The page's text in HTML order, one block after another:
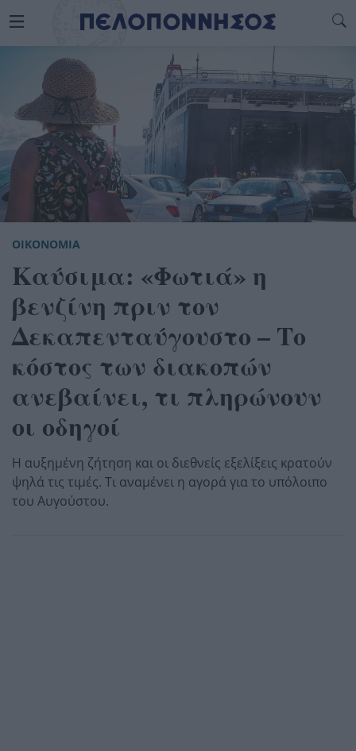
ΟΙΚΟΝΟΜΙΑ
Καύσιμα: «Φωτιά» η
βενζίνη πριν τον
Δεκαπενταύγουστο – Το
κόστος των διακοπών
ανεβαίνει, τι πληρώνουν
οι οδηγοί
Η αυξημένη ζήτηση και οι διεθνείς εξελίξεις κρατούν
ψηλά τις τιμές. Τι αναμένει η αγορά για το υπόλοιπο
του Αυγούστου.